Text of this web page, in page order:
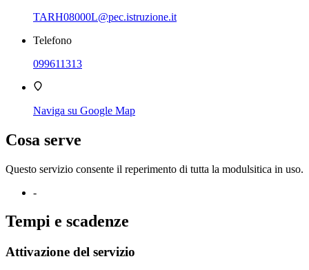
TARH08000L@pec.istruzione.it
Telefono
099611313
Naviga su Google Map
Cosa serve
Questo servizio consente il reperimento di tutta la modulsitica in uso.
-
Tempi e scadenze
Attivazione del servizio